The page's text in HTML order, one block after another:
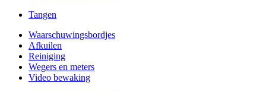
Tangen
Waarschuwingsbordjes
Afkuilen
Reiniging
Wegers en meters
Video bewaking